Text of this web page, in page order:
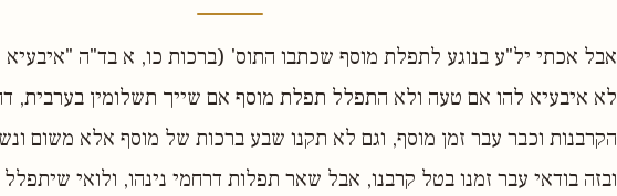
אבל אכתי יל"ע בנוגע לתפלת מוסף שכתבו התוס' (ברכות כו, א בד"ה
לא איבעיא להו אם טעה ולא התפלל תפלת מוסף אם שייך תשלומין בערבית,
הקרבנות וכבר עבר זמן מוסף, וגם לא תקנו שבע ברכות של מוסף אלא משום
ובזה בודאי עבר זמנו בטל קרבנו, אבל שאר תפלות דרחמי נינהו, ולואי